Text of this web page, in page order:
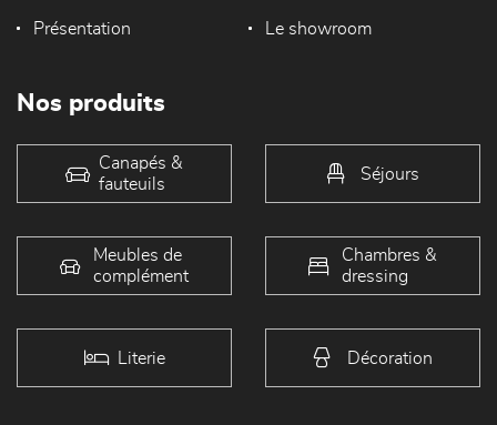
Présentation Le showroom
Nos produits
Canapés &
fauteuils
Séjours
Meubles de
complément
Chambres &
dressing
Literie Décoration